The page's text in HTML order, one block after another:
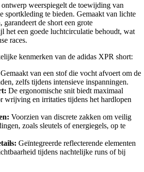
weerspiegelt de toewijding van
sportkleding te bieden. Gemaakt van lichte
garandeert de short een grote
het een goede luchtcirculatie behoudt, wat
races.
kenmerken van de adidas XPR short:
Gemaakt van een stof die vocht afvoert om de
zelfs tijdens intensieve inspanningen.
De ergonomische snit biedt maximaal
wrijving en irritaties tijdens het hardlopen
Voorzien van discrete zakken om veilig
zoals sleutels of energiegels, op te
Geïntegreerde reflecterende elementen
tijdens nachtelijke runs of bij